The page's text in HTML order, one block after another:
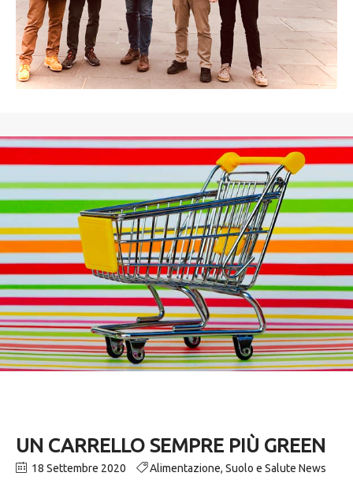
UN CARRELLO SEMPRE PIÙ GREEN
18 Settembre 2020 Alimentazione, Suolo e Salute News